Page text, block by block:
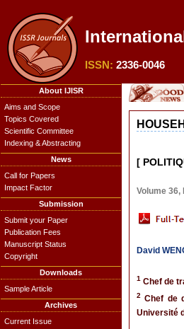
ISSN: 2336-0046
About IJISR
Aims and Scope
Topics Covered
Scientific Committee
Indexing & Abstracting
News
Call for Papers
Impact Factor
Submission
Submit your Paper
Publication Fees
Manuscript Status
Copyright
Downloads
Sample Article
Archives
Current Issue
[
Volume 36,
David
1 Chef de
2 Chef de
Université